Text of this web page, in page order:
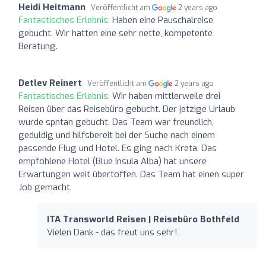
Heidi Heitmann Veröffentlicht am 2 years ago
Fantastisches Erlebnis: Haben eine Pauschalreise
gebucht. Wir hatten eine sehr nette, kompetente
Beratung.
Detlev Reinert Veröffentlicht am 2 years ago
Fantastisches Erlebnis: Wir haben mittlerweile drei
Reisen über das Reisebüro gebucht. Der jetzige Urlaub
wurde spntan gebucht. Das Team war freundlich,
geduldig und hilfsbereit bei der Suche nach einem
passende Flug und Hotel. Es ging nach Kreta. Das
empfohlene Hotel (Blue Insula Alba) hat unsere
Erwartungen weit übertoffen. Das Team hat einen super
Job gemacht.
ITA Transworld Reisen | Reisebüro Bothfeld
Vielen Dank - das freut uns sehr!